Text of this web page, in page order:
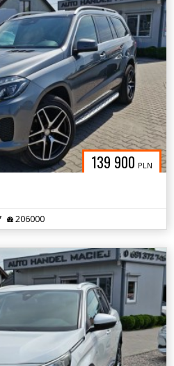
139 900 PLN
206000